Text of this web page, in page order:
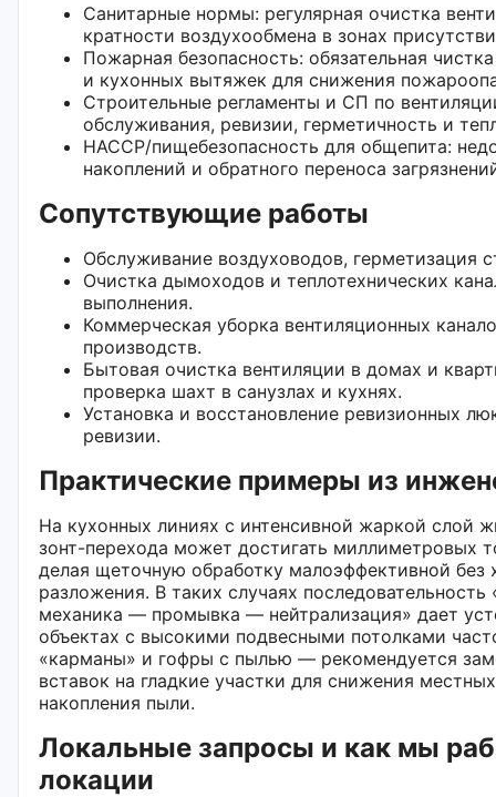
Санитарные нормы: регулярная очистка
кратности воздухообмена в зонах
Пожарная безопасность: обязательная
и кухонных вытяжек для снижения
Строительные регламенты и СП по
обслуживания, ревизии, герметичность и
HACCP/пищебезопасность для общепита:
накоплений и обратного переноса
Сопутствующие работы
Обслуживание воздуховодов, герметизация
Очистка дымоходов и теплотехнических
выполнения.
Коммерческая уборка вентиляционных
производств.
Бытовая очистка вентиляции в домах и
проверка шахт в санузлах и кухнях.
Установка и восстановление ревизионных
ревизии.
Практические примеры из
На кухонных линиях с интенсивной жаркой слой
зонт-перехода может достигать миллиметровых
делая щеточную обработку малоэффективной без
разложения. В таких случаях
механика — промывка — нейтрализация» дает
объектах с высокими подвесными потолками
«карманы» и гофры с пылью — рекомендуется
вставок на гладкие участки для снижения
накопления пыли.
Локальные запросы и как мы
локации